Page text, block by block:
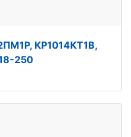
КР1014КТ1В,
250